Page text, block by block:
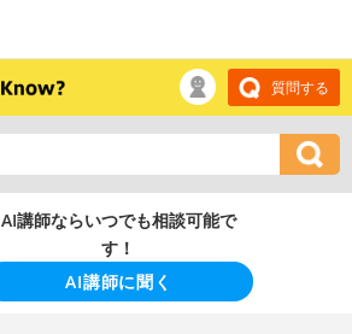
質問する
AI講師ならいつでも相談可能で
す！
AI講師に聞く